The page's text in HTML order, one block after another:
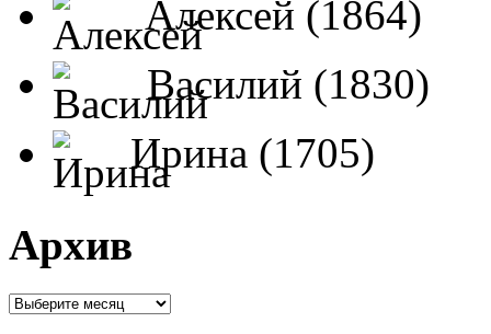
Алексей (1864)
Василий (1830)
Ирина (1705)
Архив